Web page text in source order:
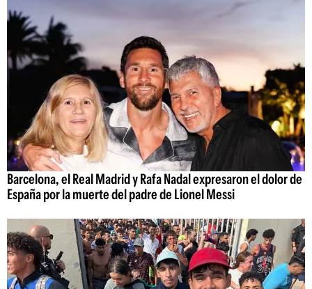
Barcelona, el Real Madrid y Rafa Nadal expresaron el dolor de
España por la muerte del padre de Lionel Messi